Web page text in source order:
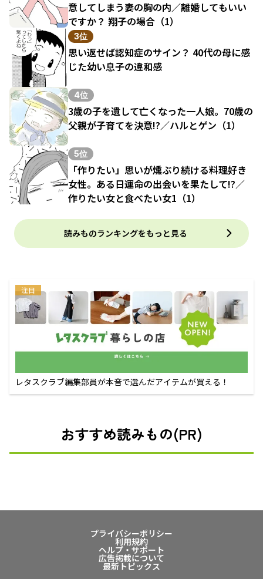
意してしまう妻の胸の内／離婚してもいい
ですか？ 翔子の場合（1）
3位
思い返せば認知症のサイン？ 40代の母に感
じた幼い息子の違和感
4位
3歳の子を遺して亡くなった一人娘。70歳の
父親が子育てを決意!?／ハルとゲン（1）
5位
「作りたい」思いが燻ぶり続ける料理好き
女性。ある日運命の出会いを果たして!?／
作りたい女と食べたい女1（1）
読みものランキングをもっと見る
注目
レタスクラブ編集部員が本音で選んだアイテムが買える！
おすすめ読みもの(PR)
プライバシーポリシー
利用規約
ヘルプ・サポート
広告掲載について
最新トピックス